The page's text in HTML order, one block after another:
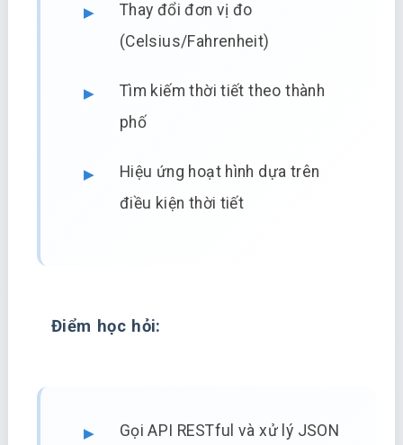
Thay đổi đơn vị đo
(Celsius/Fahrenheit)
Tìm kiếm thời tiết theo thành
phố
Hiệu ứng hoạt hình dựa trên
điều kiện thời tiết
Điểm học hỏi:
Gọi API RESTful và xử lý JSON